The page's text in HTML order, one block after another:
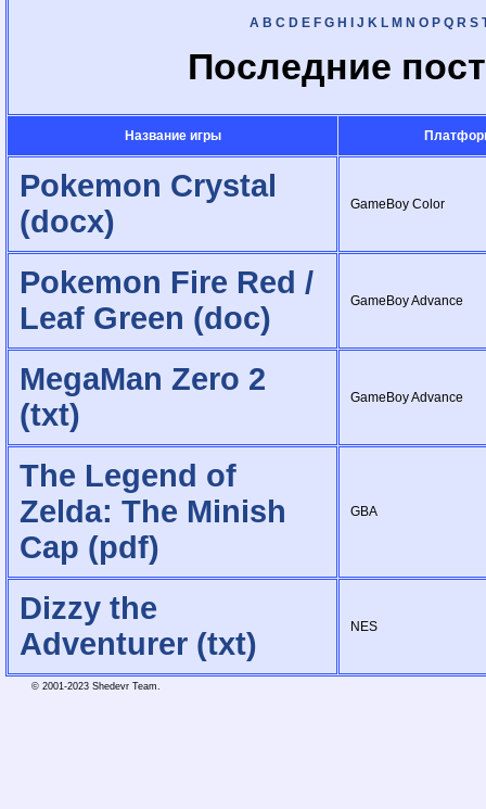
A B C D E F G H I J K L M N O P Q R S
Последние
Название игры
Pokemon Crystal
(docx)
GameBoy Color
Pokemon Fire Red /
Leaf Green (doc)
GameBoy Advance
MegaMan Zero 2
(txt)
GameBoy Advance
The Legend of
Zelda: The Minish
Cap (pdf)
GBA
Dizzy the
Adventurer (txt)
NES
© 2001-2023 Shedevr Team.